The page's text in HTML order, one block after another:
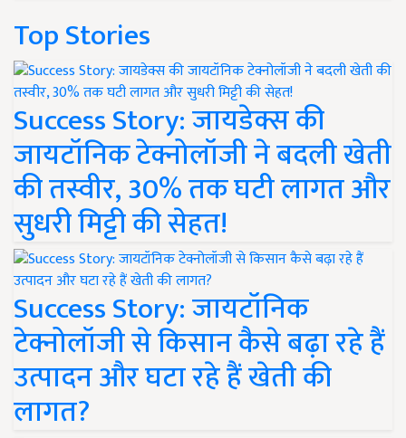
Top Stories
Success Story: जायडेक्स की
जायटॉनिक टेक्नोलॉजी ने बदली खेती
की तस्वीर, 30% तक घटी लागत और
सुधरी मिट्टी की सेहत!
Success Story: जायटॉनिक
टेक्नोलॉजी से किसान कैसे बढ़ा रहे हैं
उत्पादन और घटा रहे हैं खेती की
लागत?